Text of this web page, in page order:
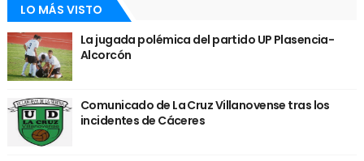
LO MÁS VISTO
La jugada polémica del partido UP Plasencia-
Alcorcón
Comunicado de La Cruz Villanovense tras los
incidentes de Cáceres